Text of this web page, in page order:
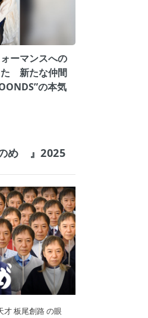
ーマンスへの
た 新たな仲間
の本気
のめ゙』2025
才 板尾創路 の眼